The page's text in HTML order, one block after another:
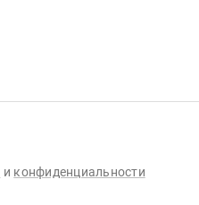
и конфиденциальности